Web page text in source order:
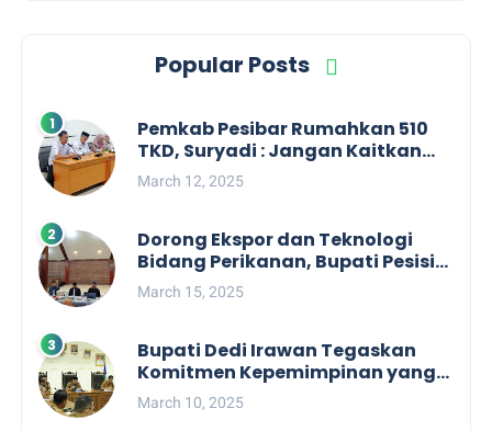
Popular Posts
Pemkab Pesibar Rumahkan 510
TKD, Suryadi : Jangan Kaitkan
Dengan Kepentingan Politik
March 12, 2025
Dorong Ekspor dan Teknologi
Bidang Perikanan, Bupati Pesisir
Barat Audiensi Terkait Sister City
March 15, 2025
Bupati Dedi Irawan Tegaskan
Komitmen Kepemimpinan yang
Berpihak kepada Masyarakat
dalam Rapat Koordinasi OPD
March 10, 2025